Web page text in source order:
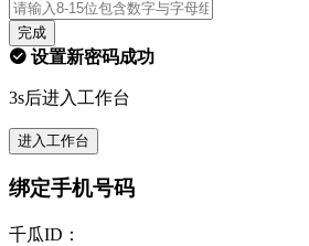
完成
设置新密码成功
3s后进入工作台
进入工作台
绑定手机号码
千瓜ID：